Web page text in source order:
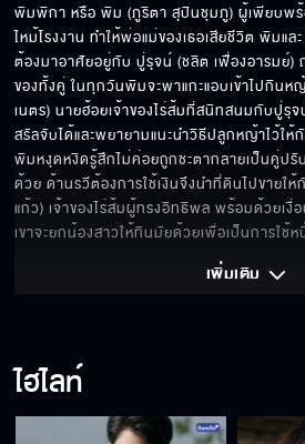
เสร็จฉันแน่!!
คนแบบนี้ใครกล้าเ
ผมอยากรู้จักพิม!!
พิมพิกา หรือ พิม (ภูริตา สุปินชุมภู) ผู้เพียบพร้
ไหม้โรงงาน ทำให้พ่อแม่ของเธอเสียชีวิต พิมแ
ต้องมาอาศัยอยู่กับ ปู่รุจน์ (ชลิต เฟื่องอารมย์)
ของทั้งคู่ ในทุกวันพิมจะพาแกะแอบเข้าไปกินห
เนตร) นายฮ้อยเจ้าของไร่ส้มที่สนิทสนมกับปู่รุ
สรัลจับได้และพยายามแนะนำวิธีปลูกหญ้าไว้ให้
พิมหงุดหงิดรู้สึกไม่ค่อยถูกชะตากลายเป็นคู่ป
ด้วย ด้านรวีต้องการใช้เงินจึงนำที่ดินไปขาย
แก้ว) เจ้าของไร่ส้มผู้ทรงอิทธิพล พร้อมด้วยเงื่
เขาจะยกน้องสาวให้ทินมัยด้วยเพื่อเป็นการใช้ห
เพิ่มเติม
ไฮไลท์